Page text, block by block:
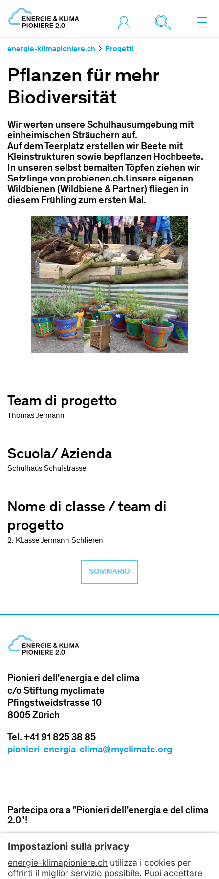
energie-klimapioniere.ch Progetti
Pflanzen für mehr
Biodiversität
Wir werten unsere Schulhausumgebung mit
einheimischen Sträuchern auf.
Auf dem Teerplatz erstellen wir Beete mit
Kleinstrukturen sowie bepflanzen Hochbeete.
In unseren selbst bemalten Töpfen ziehen wir
Setzlinge von probienen.ch.Unsere eigenen
Wildbienen (Wildbiene & Partner) fliegen in
diesem Frühling zum ersten Mal.
Team di progetto
Thomas Jermann
Scuola/ Azienda
Schulhaus Schulstrasse
Nome di classe / team di
progetto
2. KLasse Jermann Schlieren
SOMMARIO
Pionieri dell'energia e del clima
c/o Stiftung myclimate
Pfingstweidstrasse 10
8005 Zürich
Tel. +41 91 825 38 85
pionieri-energia-clima@myclimate.org
Partecipa ora a "Pionieri dell'energia e del clima
2.0"!
ISCRIVITI ORA